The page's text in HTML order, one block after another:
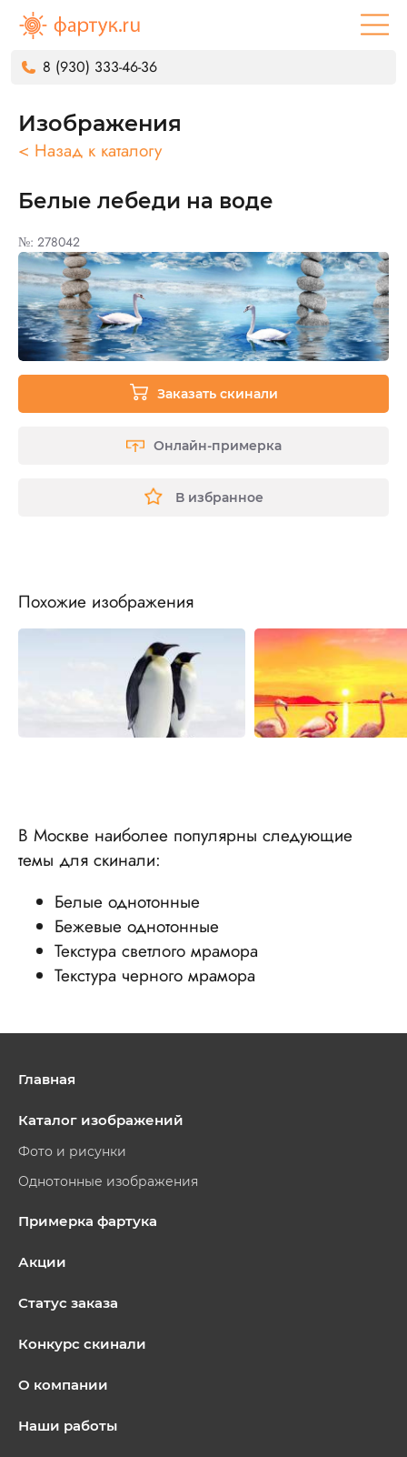
8 (930) 333-46-36
Изображения
< Назад к каталогу
Белые лебеди на воде
№: 278042
Заказать скинали
Онлайн-примерка
В избранное
Похожие изображения
В Москве наиболее популярны следующие
темы для скинали:
Белые однотонные
Бежевые однотонные
Текстура светлого мрамора
Текстура черного мрамора
Главная
Каталог изображений
Фото и рисунки
Однотонные изображения
Примерка фартука
Акции
Статус заказа
Конкурс скинали
О компании
Наши работы